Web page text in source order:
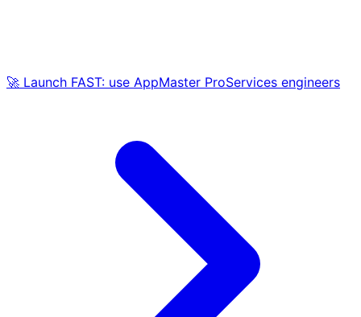
🚀 Launch FAST: use AppMaster ProServices engineers